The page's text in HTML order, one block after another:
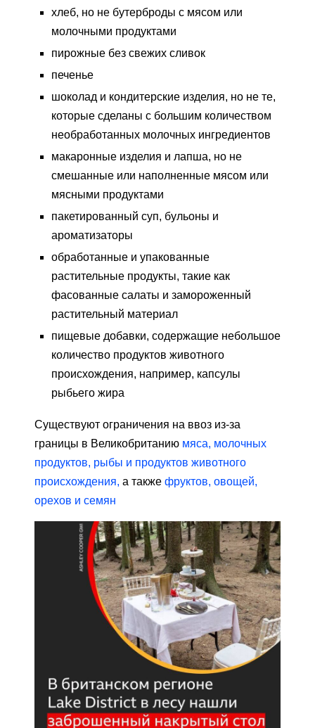
хлеб, но не бутерброды с мясом или
молочными продуктами
пирожные без свежих сливок
печенье
шоколад и кондитерские изделия, но не те,
которые сделаны с большим количеством
необработанных молочных ингредиентов
макаронные изделия и лапша, но не
смешанные или наполненные мясом или
мясными продуктами
пакетированный суп, бульоны и
ароматизаторы
обработанные и упакованные
растительные продукты, такие как
фасованные салаты и замороженный
растительный материал
пищевые добавки, содержащие небольшое
количество продуктов животного
происхождения, например, капсулы
рыбьего жира
Существуют ограничения на ввоз из-за
границы в Великобританию мяса, молочных
продуктов, рыбы и продуктов животного
происхождения, а также фруктов, овощей,
орехов и семян